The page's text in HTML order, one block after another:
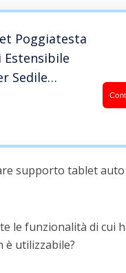
Poggiatesta
Estensibile
Sedile
Tablet
supporto tablet
le funzionalità di cui
è utilizzabile?